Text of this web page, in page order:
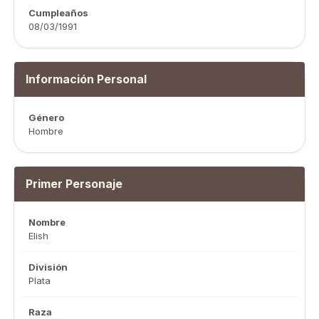
Cumpleaños
08/03/1991
Información Personal
Género
Hombre
Primer Personaje
Nombre
Elish
División
Plata
Raza